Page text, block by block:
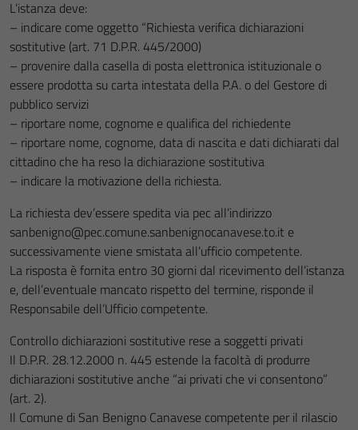
L’istanza deve:
– indicare come oggetto “Richiesta verifica dichiarazioni
sostitutive (art. 71 D.P.R. 445/2000)
– provenire dalla casella di posta elettronica istituzionale o
essere prodotta su carta intestata della P.A. o del Gestore di
pubblico servizi
– riportare nome, cognome e qualifica del richiedente
– riportare nome, cognome, data di nascita e dati dichiarati dal
cittadino che ha reso la dichiarazione sostitutiva
– indicare la motivazione della richiesta.
La richiesta dev’essere spedita via pec all’indirizzo
sanbenigno@pec.comune.sanbenignocanavese.to.it e
successivamente viene smistata all’ufficio competente.
La risposta è fornita entro 30 giorni dal ricevimento dell’istanza
e, dell’eventuale mancato rispetto del termine, risponde il
Responsabile dell’Ufficio competente.
Controllo dichiarazioni sostitutive rese a soggetti privati
Il D.P.R. 28.12.2000 n. 445 estende la facoltà di produrre
dichiarazioni sostitutive anche “ai privati che vi consentono”
(art. 2).
Il Comune di San Benigno Canavese competente per il rilascio